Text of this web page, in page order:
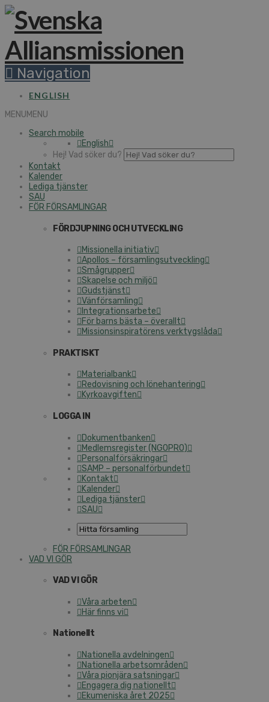
Navigation
ENGLISH
MENUMENU
Search mobile
English
Hej! Vad söker du?
Kontakt
Kalender
Lediga tjänster
SAU
FÖR FÖRSAMLINGAR
FÖRDJUPNING OCH UTVECKLING
Missionella initiativ
Apollos – församlingsutveckling
Smågrupper
Skapelse och miljö
Gudstjänst
Vänförsamling
Integrationsarbete
För barns bästa – överallt
Missionsinspiratörens verktygslåda
PRAKTISKT
Materialbank
Redovisning och lönehantering
Kyrkoavgiften
LOGGA IN
Dokumentbanken
Medlemsregister (NGOPRO)
Personalförsäkringar
SAMP – personalförbundet
Kontakt
Kalender
Lediga tjänster
SAU
FÖR FÖRSAMLINGAR
VAD VI GÖR
VAD VI GÖR
Våra arbeten
Här finns vi
Nationellt
Nationella avdelningen
Nationella arbetsområden
Våra pionjära satsningar
Engagera dig nationellt
Ekumeniska året 2025